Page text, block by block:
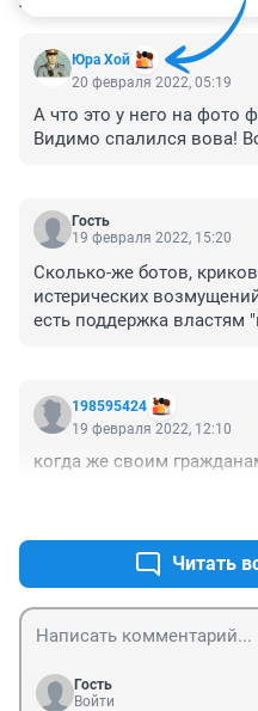
Юра Хой
20 февраля 2022, 05:19
А что это у него на фото
Видимо спалился вова!
Гость
19 февраля 2022, 15:20
Сколько-же ботов,
истерических
есть поддержка властям
штатов... Понятно кто
поддерживают и за чьи
примитивнейшими
198595424
19 февраля 2022, 12:10
когда же своим
Читать
Гость
Войти